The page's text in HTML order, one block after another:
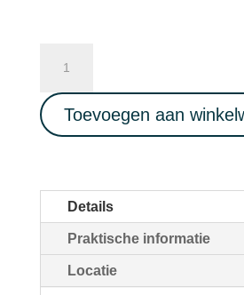
Full
Live
ZangJam
-
Cacao
Toevoegen aan
Details
Praktische informatie
Locatie